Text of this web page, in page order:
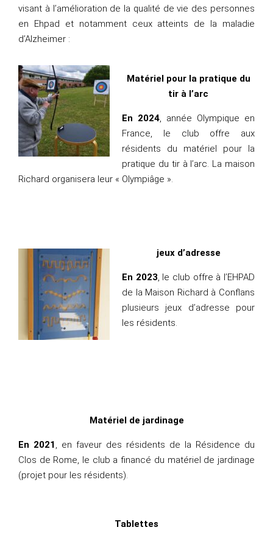
visant à l’amélioration de la qualité de vie des personnes
en Ehpad et notamment ceux atteints de la maladie
d’Alzheimer :
Matériel pour la pratique du
tir à l’arc
En 2024, année Olympique en
France, le club offre aux
résidents du matériel pour la
pratique du tir à l’arc. La maison
Richard organisera leur « Olympiâge ».
jeux d’adresse
En 2023, le club offre à l’EHPAD
de la Maison Richard à Conflans
plusieurs jeux d’adresse pour
les résidents.
Matériel de jardinage
En 2021, en faveur des résidents de la Résidence du
Clos de Rome, le club a financé du matériel de jardinage
(projet pour les résidents).
Tablettes